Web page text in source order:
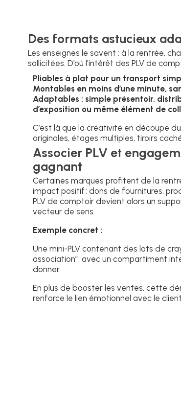
Des formats astucieux
Les enseignes le savent : à la rentrée,
sollicitées. D’où l’intérêt des PLV de
Pliables à plat pour un transport
Montables en moins d’une minute,
Adaptables : simple présentoir,
d’exposition ou même élément de
C’est là que la créativité en découpe
originales, étages multiples, tiroirs
Associer PLV et
gagnant
Certaines marques profitent de la
impact positif : dons de fournitures,
PLV de comptoir devient alors un
vecteur de sens.
Exemple concret :
Une mini-PLV contenant des lots de
association”, avec un compartiment
donner.
En plus de booster les ventes, cette
renforce le lien émotionnel avec le